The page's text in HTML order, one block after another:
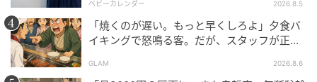
「もちろん、伝えてますよ」義姉との面倒な
人間関係。義父の法事で気づいた違和感の正
体
ベビーカレンダー 2026.8.5
「焼くのが遅い。もっと早くしろよ」夕食バ
イキングで怒鳴る客。だが、スタッフが正論
GLAM 2026.8.6